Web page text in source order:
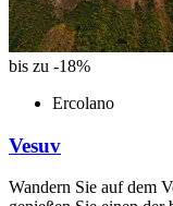
bis zu -18%
Ercolano
Vesuv
Wandern Sie auf dem